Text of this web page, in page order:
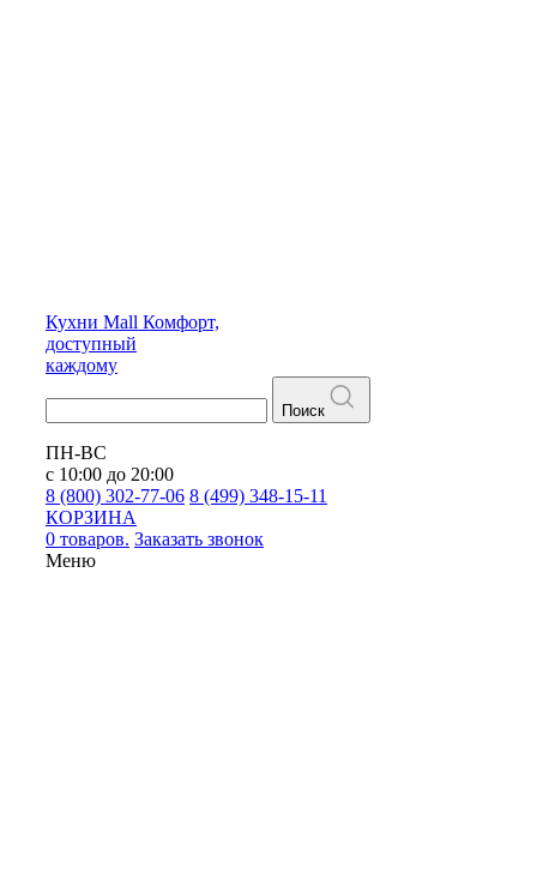
Кухни Mall Комфорт,
доступный
каждому
Поиск
ПН-ВС
с 10:00 до 20:00
8 (800) 302-77-06 8 (499) 348-15-11
КОРЗИНА
0 товаров. Заказать звонок
Меню